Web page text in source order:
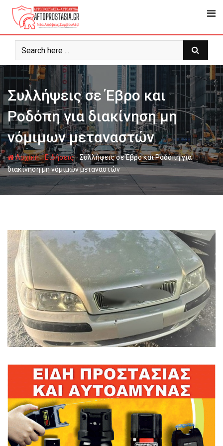
Ψάχνω
για...
Συλλήψεις σε Έβρο και
Ροδόπη για διακίνηση μη
νόμιμων μεταναστών
Αρχική-Ειδήσεις-Συλλήψεις σε Έβρο και Ροδόπη για
διακίνηση μη νόμιμων μεταναστών